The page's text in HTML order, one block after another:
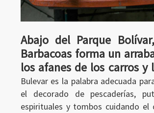
Abajo del Parque
Barbacoas forma un
los afanes de los carros y
Bulevar es la palabra adecuada
el decorado de pescaderías,
espirituales y tombos cuidando el